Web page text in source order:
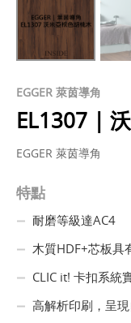
EGGER 萊茵導角
EL1307 |
EGGER 萊茵導角
特點
耐磨等級達AC4
木質HDF+芯板具
CLIC it! 卡扣系統
高解析印刷，呈